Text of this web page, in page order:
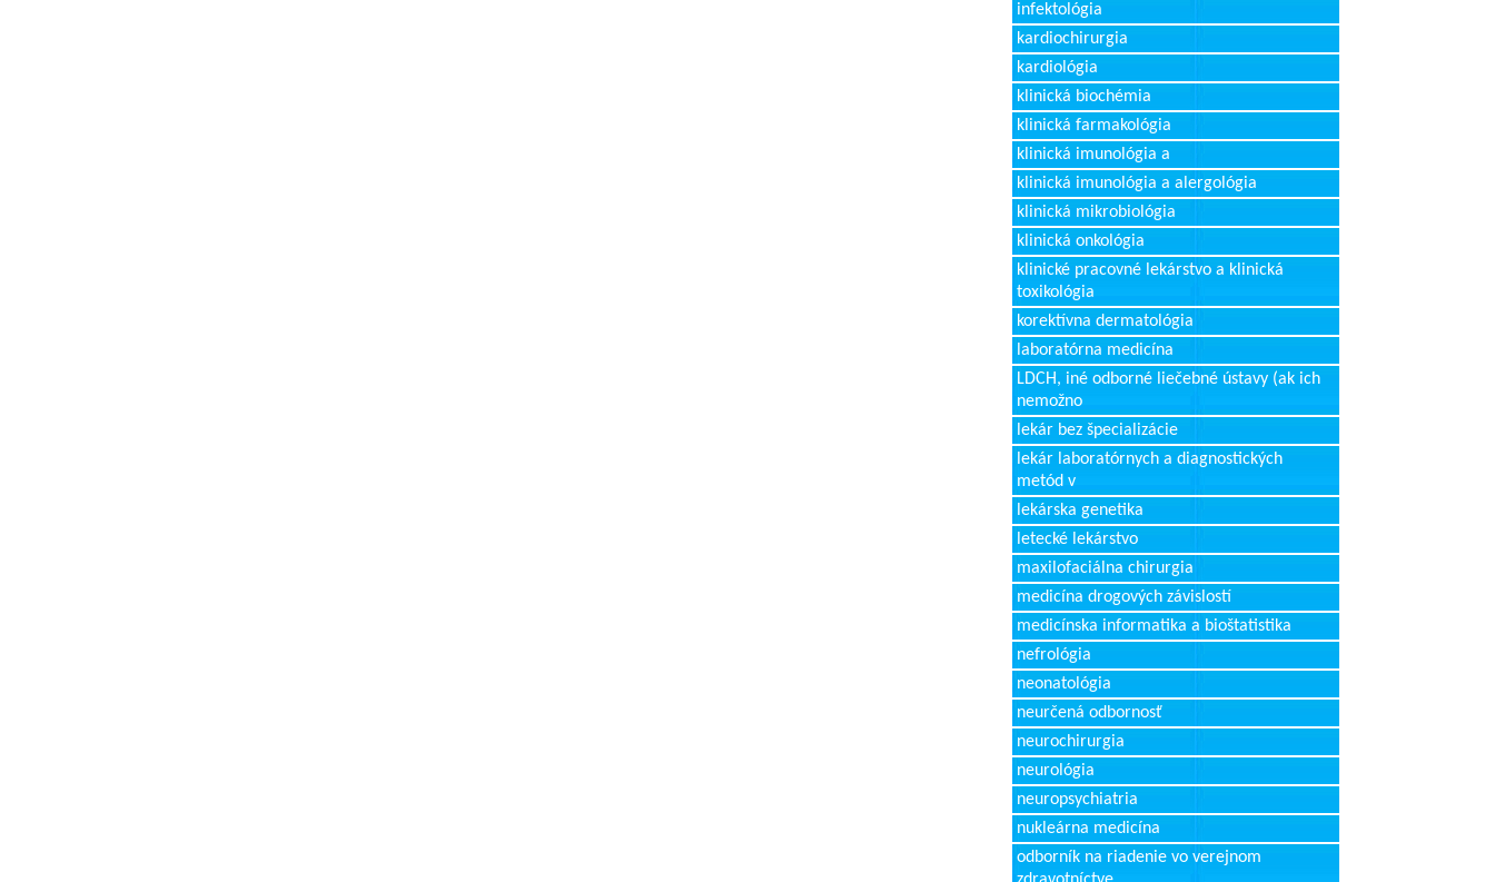
infektológia
kardiochirurgia
kardiológia
klinická biochémia
klinická farmakológia
klinická imunológia a
klinická imunológia a alergológia
klinická mikrobiológia
klinická onkológia
klinické pracovné lekárstvo a klinická
toxikológia
korektívna dermatológia
laboratórna medicína
LDCH, iné odborné liečebné ústavy (ak ich
nemožno
lekár bez špecializácie
lekár laboratórnych a diagnostických
metód v
lekárska genetika
letecké lekárstvo
maxilofaciálna chirurgia
medicína drogových závislostí
medicínska informatika a bioštatistika
nefrológia
neonatológia
neurčená odbornosť
neurochirurgia
neurológia
neuropsychiatria
nukleárna medicína
odborník na riadenie vo verejnom